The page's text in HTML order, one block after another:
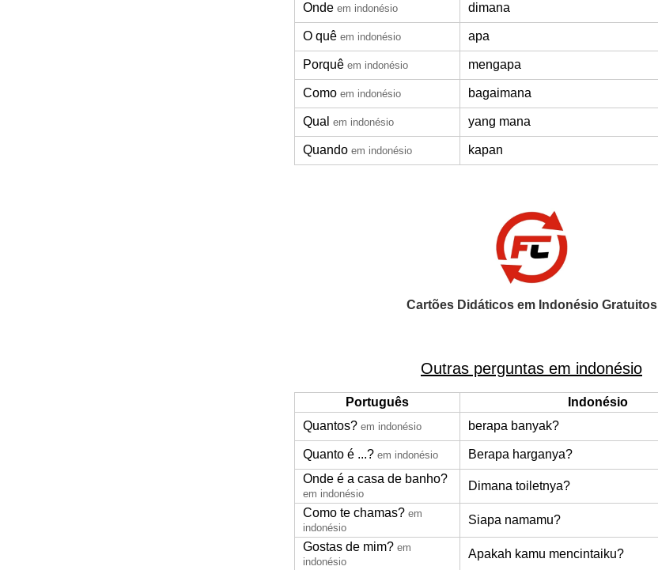
Onde em indonésio dimana
O quê em indonésio apa
Porquê em indonésio mengapa
Como em indonésio bagaimana
Qual em indonésio yang mana
Quando em indonésio kapan
Cartões Didáticos em Indonésio Gratuitos
Outras perguntas em indonésio
Português
Indonésio
Quantos? em indonésio berapa banyak?
Quanto é ...? em indonésio
Berapa harganya?
Onde é a casa de banho?
em indonésio
Dimana toiletnya?
Como te chamas? em
indonésio
Siapa namamu?
Gostas de mim? em
indonésio
Apakah kamu mencintaiku?